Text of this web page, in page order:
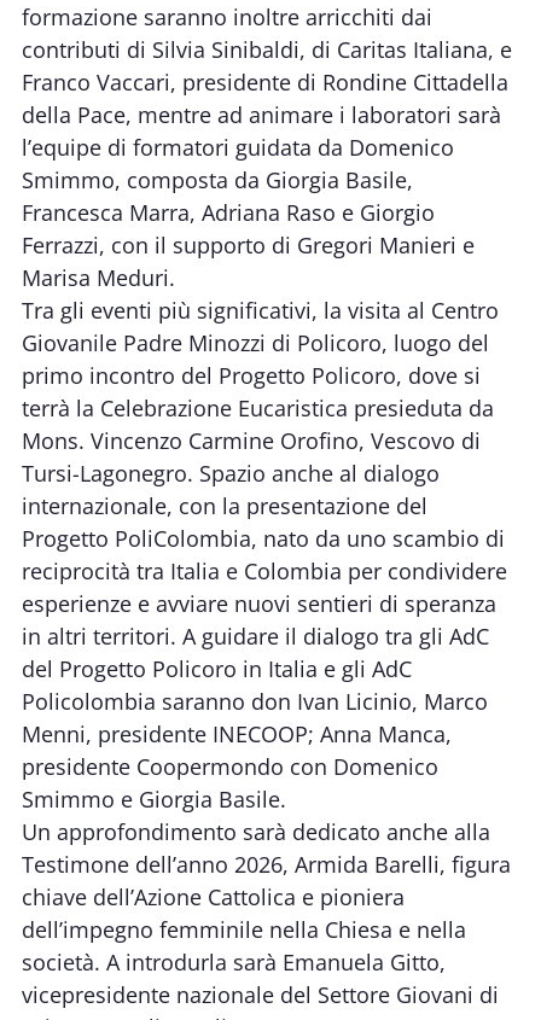
formazione saranno inoltre arricchiti dai
contributi di Silvia Sinibaldi, di Caritas Italiana, e
Franco Vaccari, presidente di Rondine Cittadella
della Pace, mentre ad animare i laboratori sarà
l’equipe di formatori guidata da Domenico
Smimmo, composta da Giorgia Basile,
Francesca Marra, Adriana Raso e Giorgio
Ferrazzi, con il supporto di Gregori Manieri e
Marisa Meduri.
Tra gli eventi più significativi, la visita al Centro
Giovanile Padre Minozzi di Policoro, luogo del
primo incontro del Progetto Policoro, dove si
terrà la Celebrazione Eucaristica presieduta da
Mons. Vincenzo Carmine Orofino, Vescovo di
Tursi-Lagonegro. Spazio anche al dialogo
internazionale, con la presentazione del
Progetto PoliColombia, nato da uno scambio di
reciprocità tra Italia e Colombia per condividere
esperienze e avviare nuovi sentieri di speranza
in altri territori. A guidare il dialogo tra gli AdC
del Progetto Policoro in Italia e gli AdC
Policolombia saranno don Ivan Licinio, Marco
Menni, presidente INECOOP; Anna Manca,
presidente Coopermondo con Domenico
Smimmo e Giorgia Basile.
Un approfondimento sarà dedicato anche alla
Testimone dell’anno 2026, Armida Barelli, figura
chiave dell’Azione Cattolica e pioniera
dell’impegno femminile nella Chiesa e nella
società. A introdurla sarà Emanuela Gitto,
vicepresidente nazionale del Settore Giovani di